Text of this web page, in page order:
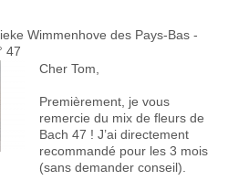
Wimmenhove des Pays-Bas -
47
Cher Tom,
Premièrement, je vous
remercie du mix de fleurs de
Bach 47 ! J’ai directement
recommandé pour les 3 mois
(sans demander conseil).